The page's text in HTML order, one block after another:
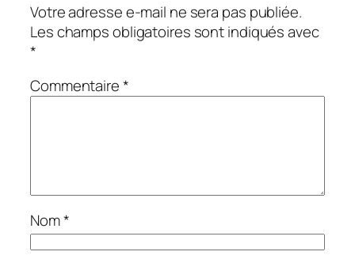
Votre adresse e-mail ne sera pas publiée.
Les champs obligatoires sont indiqués avec
*
Commentaire*
Nom*